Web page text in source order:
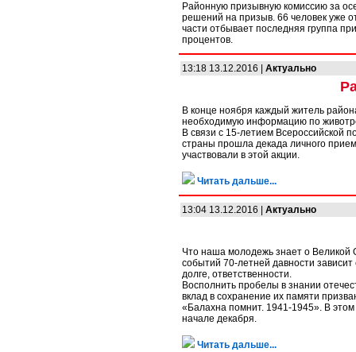
Районную призывную комиссию за
решений на призыв. 66 человек уже
части отбывает последняя группа
процентов.
13:18 13.12.2016 | Актуально
В конце ноября каждый житель
необходимую информацию по
В связи с 15-летием
страны прошла декада личного
участвовали в этой акции.
Читать дальше...
13:04 13.12.2016 | Актуально
Что наша молодежь знает о Великой
событий 70-летней давности
долге, ответственности.
Восполнить пробелы в знании
вклад в сохранение их памяти
«Балахна помнит. 1941-1945». В
начале декабря.
Читать дальше...